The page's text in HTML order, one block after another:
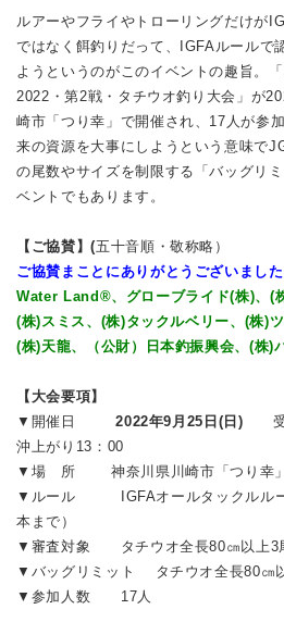
ルアーやフライやトローリングだけが
ではなく餌釣りだって、IGFAルールで
ようというのがこのイベントの趣旨。
2022・第2戦・タチウオ釣り大会」が
崎市「つり幸」で開催され、17人が参
来の資源を大事にしようという意味で
の尾数やサイズを制限する「バッグリ
ベントでもあります。
【ご協賛】(五十音順・敬称略）
ご協賛まことにありがとうございました
Water Land®、グローブライド(株)、(
(株)スミス、(株)タックルベリー、(株)
(株)天龍、（公財）日本釣振興会、(株)
【大会要項】
▼開催日
2022年9月25日(日) 受
沖上がり13：00
▼場 所 神奈川県川崎市「つり幸
▼ルール IGFAオールタックルルー
本まで）
▼審査対象 タチウオ全長80㎝以上3
▼バッグリミット タチウオ全長80㎝以
▼参加人数 17人